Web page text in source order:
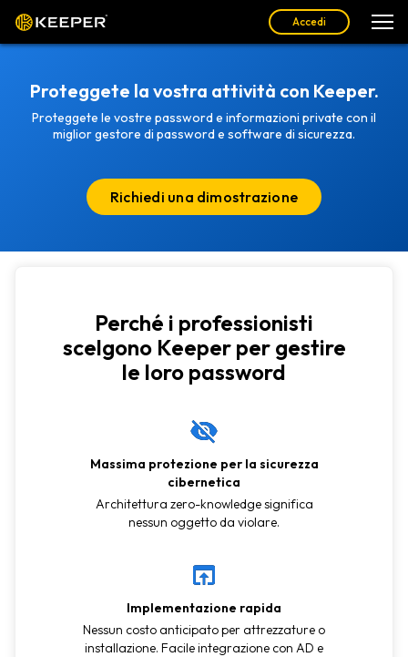
Accedi
Proteggete la vostra attività con Keeper.
Proteggete le vostre password e informazioni private con il
miglior gestore di password e software di sicurezza.
Richiedi una dimostrazione
Perché i professionisti
scelgono Keeper per gestire
le loro password
Massima protezione per la sicurezza
cibernetica
Architettura zero-knowledge significa
nessun oggetto da violare.
Implementazione rapida
Nessun costo anticipato per attrezzature o
installazione. Facile integrazione con AD e